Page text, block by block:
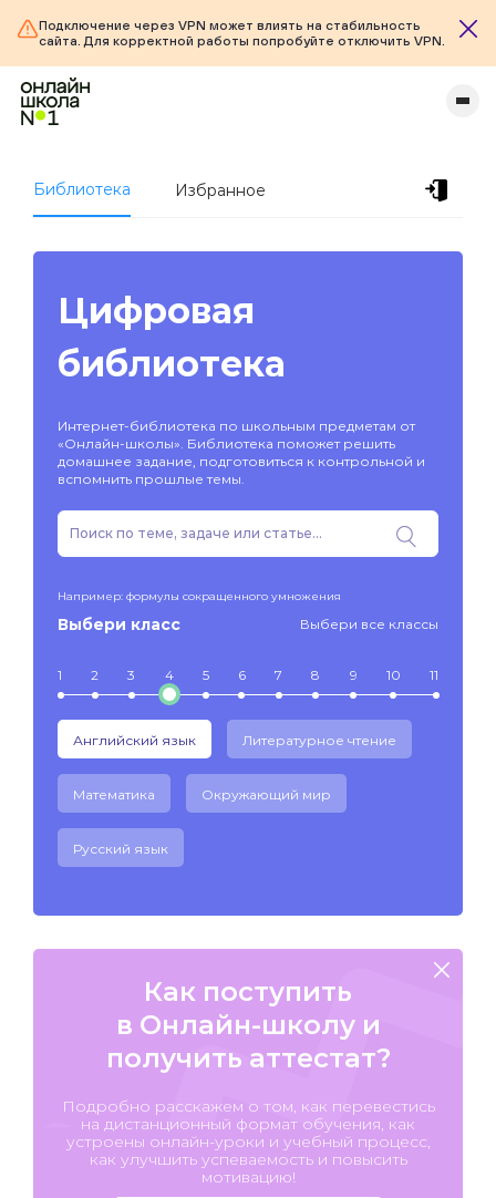
Подключение через VPN может влиять на стабильность
сайта. Для корректной работы попробуйте отключить VPN.
Библиотека Избранное
Цифровая
библиотека
Интернет-библиотека по школьным предметам от
«Онлайн-школы». Библиотека поможет решить
домашнее задание, подготовиться к контрольной и
вспомнить прошлые темы.
Например: формулы сокращенного умножения
Выбери класс Выбери все классы
1 2 3 4 5 6 7 8 9 10 11
Английский язык Литературное чтение
Математика Окружающий мир
Русский язык
Как поступить
в Онлайн-школу и
получить аттестат?
Подробно расскажем о том, как перевестись
на дистанционный формат обучения, как
устроены онлайн-уроки и учебный процесс,
как улучшить успеваемость и повысить
мотивацию!